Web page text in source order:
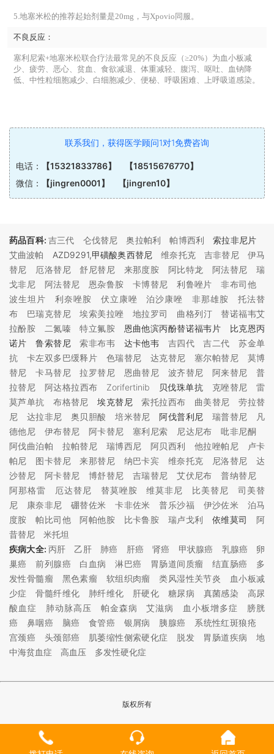
5.地塞米松的推荐起始剂量是20mg，与Xpovio同服。
不良反应：
塞利尼索+地塞米松联合疗法最常见的不良反应（≥20%）为血小板减
少、疲劳、恶心、贫血、食欲减退、体重减轻、腹泻、呕吐、血钠降
低、中性粒细胞减少、白细胞减少、便秘、呼吸困难、上呼吸道感染。
联系我们，获得医学顾问1对1免费咨询
电话：
【15321833786】 【18515676770】
微信：
【jingren0001】 【jingren10】
药品百科: 吉三代 仑伐替尼 奥拉帕利 帕博西利 索拉非尼片
艾曲波帕 AZD9291,甲磺酸奥西替尼维奈托克 吉非替尼
伊马
替尼
厄洛替尼 舒尼替尼 来那度胺 阿比特龙 阿法替尼
瑞
戈非尼
阿法替尼 恩杂鲁胺 卡博替尼 利鲁唑片
非布司他
波生坦片
利奈唑胺 伏立康唑 泊沙康唑 非那雄胺
托法替
布
巴瑞克替尼 埃索美拉唑 地拉罗司 曲格列汀
替诺福韦艾
拉酚胺
二氮嗪 特立氟胺 恩曲他滨丙酚替诺福韦片 比克恩丙
诺片 鲁索替尼索非布韦 达卡他韦 吉四代 吉二代
苏金单
抗
卡左双多巴缓释片 色瑞替尼 达克替尼 塞尔帕替尼
莫博
替尼
卡马替尼 拉罗替尼 恩曲替尼 波齐替尼 阿来替尼
普
拉替尼
阿达格拉西布 Zorifertinib 贝伐珠单抗 克唑替尼
雷
莫芦单抗
布格替尼 埃克替尼索托拉西布 曲美替尼
劳拉替
尼
达拉非尼 奥贝胆酸 培米替尼 阿伐普利尼 瑞普替尼
凡
德他尼
伊布替尼 阿卡替尼 塞利尼索 尼达尼布
吡非尼酮
阿伐曲泊帕
拉帕替尼 瑞博西尼 阿贝西利 他拉唑帕尼
卢卡
帕尼
图卡替尼 来那替尼 纳巴卡宾 维奈托克 尼洛替尼
达
沙替尼
阿卡替尼 博舒替尼 吉瑞替尼 艾伏尼布
普纳替尼
阿那格雷
厄达替尼 替莫唑胺 维莫非尼 比美替尼
司美替
尼
康奈非尼 硼替佐米 卡非佐米 普乐沙福 伊沙佐米
泊马
度胺
帕比司他 阿帕他胺 比卡鲁胺 瑞卢戈利 依维莫司阿
昔替尼
米托坦
疾病大全: 丙肝 乙肝 肺癌 肝癌 肾癌 甲状腺癌 乳腺癌
卵
巢癌
前列腺癌 白血病 淋巴癌 胃肠道间质瘤 结直肠癌
多
发性骨髓瘤
黑色素瘤 软组织肉瘤 类风湿性关节炎
血小板减
少症
骨髓纤维化 肺纤维化 肝硬化 糖尿病 真菌感染
高尿
酸血症
肺动脉高压 帕金森病 艾滋病 血小板增多症
膀胱
癌
鼻咽癌 脑癌 食管癌 银屑病 胰腺癌
系统性红斑狼疮
宫颈癌
头颈部癌 肌萎缩性侧索硬化症 脱发 胃肠道疾病
地
中海贫血症
高血压 多发性硬化症
版权所有